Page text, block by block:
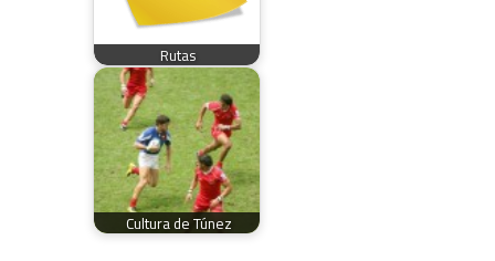
Rutas
Cultura de Túnez